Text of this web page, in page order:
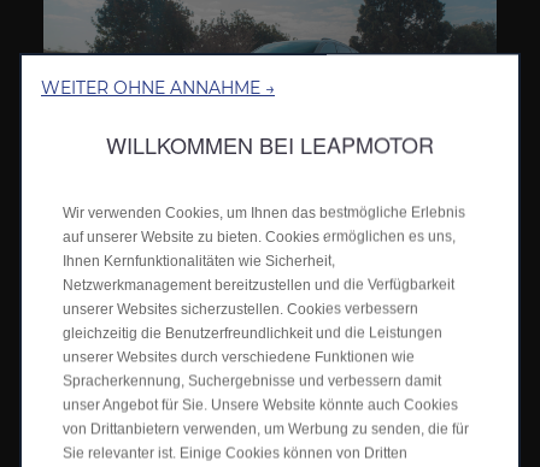
Benötigen Sie mehr Autonomie?
Lernen Sie den C10 Hybrid EV kennen. Kombiniert die
Leichtigkeit des elektrischen Fahrens mit der Freiheit, weiter
zu fahren. Der hintere Elektromotor sorgt für eine ruhige,
ruhige Fahrt, während ein Frontmotor bei Bedarf leise Strom
erzeugt. Er ist so konzipiert, dass er sich an jede Fahrt
anpasst und Ihnen Effizienz und Sicherheit bietet.
Jetzt entdecken>
WEITER OHNE ANNAHME →
WILLKOMMEN BEI LEAPMOTOR
Wir verwenden Cookies, um Ihnen das bestmögliche Erlebnis
auf unserer Website zu bieten. Cookies ermöglichen es uns,
Ihnen Kernfunktionalitäten wie Sicherheit,
Netzwerkmanagement bereitzustellen und die Verfügbarkeit
unserer Websites sicherzustellen. Cookies verbessern
gleichzeitig die Benutzerfreundlichkeit und die Leistungen
unserer Websites durch verschiedene Funktionen wie
Spracherkennung, Suchergebnisse und verbessern damit
unser Angebot für Sie. Unsere Website könnte auch Cookies
von Drittanbietern verwenden, um Werbung zu senden, die für
Sie relevanter ist. Einige Cookies können von Dritten